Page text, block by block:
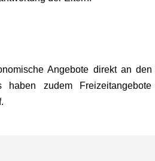
Angebote direkt an
haben zudem